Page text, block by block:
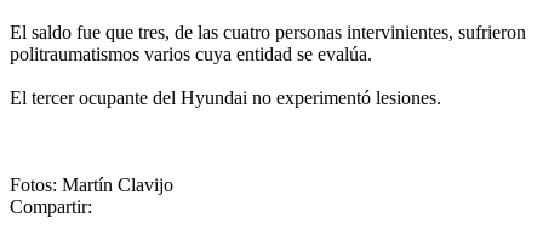
El saldo fue que tres, de las cuatro personas intervinientes, sufrieron
politraumatismos varios cuya entidad se evalúa.
El tercer ocupante del Hyundai no experimentó lesiones.
Fotos: Martín Clavijo
Compartir: